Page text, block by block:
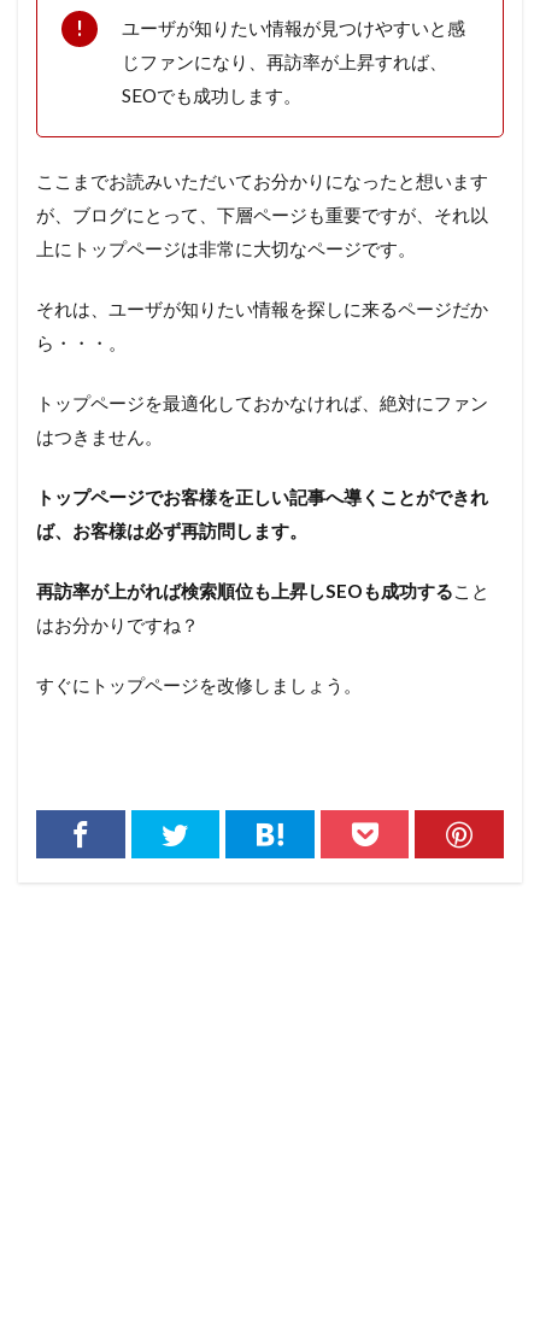
ユーザが知りたい情報が見つけやすいと感
じファンになり、再訪率が上昇すれば、
SEOでも成功します。
ここまでお読みいただいてお分かりになったと想います
が、ブログにとって、下層ページも重要ですが、それ以
上にトップページは非常に大切なページです。
それは、ユーザが知りたい情報を探しに来るページだか
ら・・・。
トップページを最適化しておかなければ、絶対にファン
はつきません。
トップページでお客様を正しい記事へ導くことができれ
ば、お客様は必ず再訪問します。
再訪率が上がれば検索順位も上昇しSEOも成功すること
はお分かりですね？
すぐにトップページを改修しましょう。